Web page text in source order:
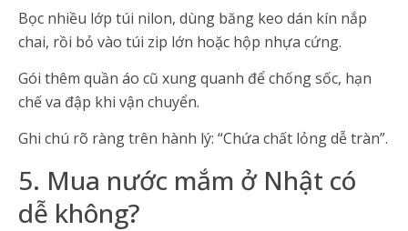
Bọc nhiều lớp túi nilon, dùng băng keo dán kín nắp
chai, rồi bỏ vào túi zip lớn hoặc hộp nhựa cứng.
Gói thêm quần áo cũ xung quanh để chống sốc, hạn
chế va đập khi vận chuyển.
Ghi chú rõ ràng trên hành lý: “Chứa chất lỏng dễ tràn”.
5. Mua nước mắm ở Nhật có
dễ không?